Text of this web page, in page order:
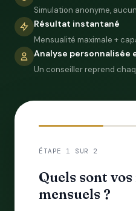
Simulation anonyme,
Résultat instantané
Mensualité maximale +
Analyse personnalisée
Un conseiller reprend
ÉTAPE 1 SUR 2
Quels sont
mensuels ?